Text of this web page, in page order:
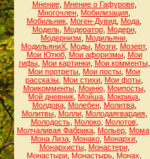
Мнение, Мнение о Гафурове,
Многочлен Мобилизация
Мобильник Моген-Дувид Мода
Модель, Модератор, Модерн,
Модернизм
Модильяни
МодильяниХ Моды Мозги Мозерт,
Мои Ютюб, Мои афоризмы, Мои
гифы, Мои картинки, Мои комменты,
Мои портреты Мои посты Мои
рассказы Мои стихи Мои фоты
Моикомменты, Моиню, Моипосты,
Мой дневник Мойша Мокрица
Молдова, Молебен, Молитва,
Молитвы, Молли, Молодаягвардия,
Молодость, Молоко, Молотов,
Молчаливая Фабрика Мольер Мома
Мона Лиза Монако Монархи
Монархисты, Монастери,
Монастыри Монастырь Монах